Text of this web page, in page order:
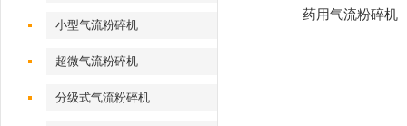
小型气流粉碎机
超微气流粉碎机
分级式气流粉碎机
药用气流粉碎机